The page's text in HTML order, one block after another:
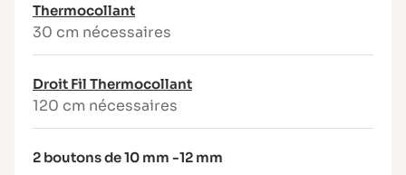
Tissus chaîne et trame souples et fluides :
crêpe, viscose, satin de coton, tencel…
Thermocollant
30 cm nécessaires
Droit Fil Thermocollant
120 cm nécessaires
2 boutons de 10 mm -12 mm